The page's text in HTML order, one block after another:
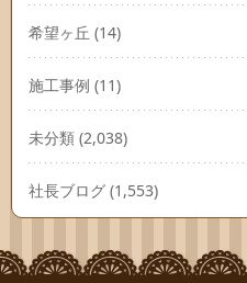
希望ヶ丘 (14)
施工事例 (11)
未分類 (2,038)
社長ブログ (1,553)